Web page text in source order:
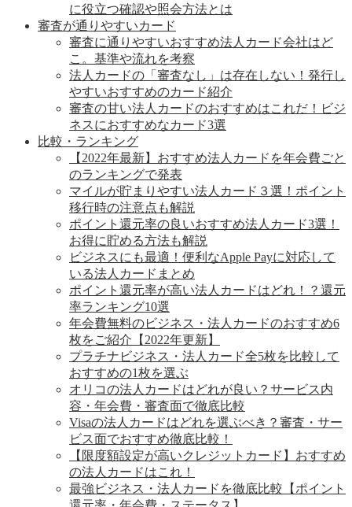
に役立つ確認や照会方法とは
審査が通りやすいカード
審査に通りやすいおすすめ法人カード会社はど
こ。基準や流れを考察
法人カードの「審査なし」は存在しない！発行し
やすいおすすめのカード紹介
審査の甘い法人カードのおすすめはこれだ！ビジ
ネスにおすすめなカード3選
比較・ランキング
【2022年最新】おすすめ法人カードを年会費ごと
のランキングで発表
マイルが貯まりやすい法人カード３選！ポイント
移行時の注意点も解説
ポイント還元率の良いおすすめ法人カード3選！
お得に貯める方法も解説
ビジネスにも最適！便利なApple Payに対応して
いる法人カードまとめ
ポイント還元率が高い法人カードはどれ！？還元
率ランキング10選
年会費無料のビジネス・法人カードのおすすめ6
枚をご紹介【2022年更新】
プラチナビジネス・法人カード全5枚を比較して
おすすめの1枚を選ぶ
オリコの法人カードはどれが良い？サービス内
容・年会費・審査面で徹底比較
Visaの法人カードはどれを選ぶべき？審査・サー
ビス面でおすすめ徹底比較！
【限度額設定が高いクレジットカード】おすすめ
の法人カードはこれ！
最強ビジネス・法人カードを徹底比較【ポイント